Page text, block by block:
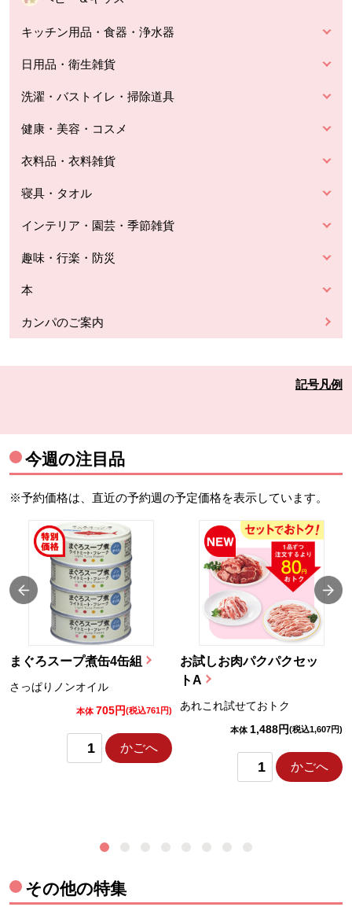
キッチン用品・食器・浄水器
日用品・衛生雑貨
洗濯・バストイレ・掃除道具
健康・美容・コスメ
衣料品・衣料雑貨
寝具・タオル
インテリア・園芸・季節雑貨
趣味・行楽・防災
本
カンパのご案内
記号凡例
今週の注目品
※予約価格は、直近の予約週の予定価格を表示しています。
まぐろスープ煮缶4缶組
さっぱりノンオイル
本体 705円(税込761円)
かごへ
お試しお肉パクパクセッ
トA
あれこれ試せておトク
本体 1,488円(税込1,607円)
かごへ
その他の特集